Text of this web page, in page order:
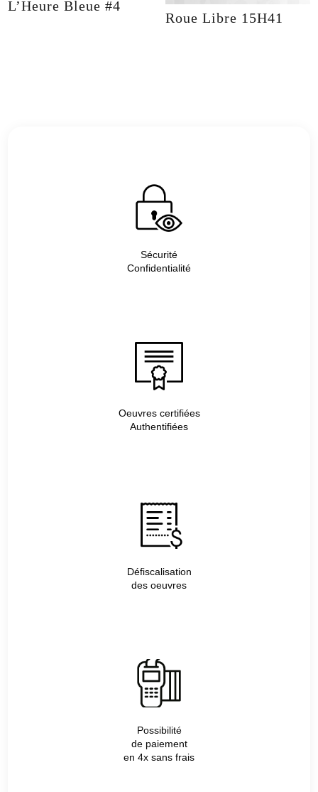
L’Heure Bleue #4
Roue Libre 15H41
Sécurité
Confidentialité
Oeuvres certifiées
Authentifiées
Défiscalisation
des oeuvres
Possibilité
de paiement
en 4x sans frais